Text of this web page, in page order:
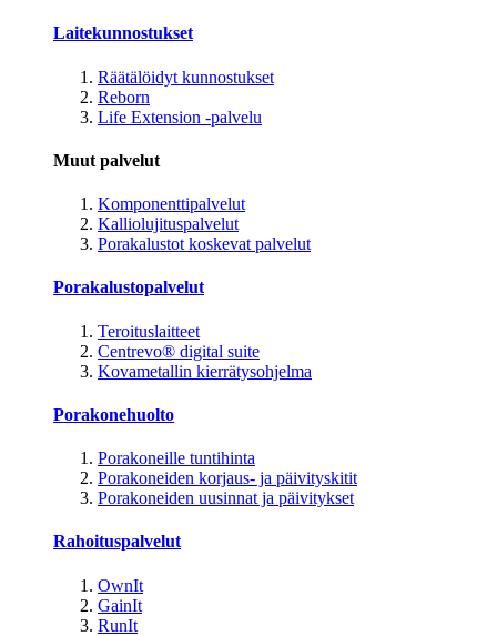
Laitekunnostukset
Räätälöidyt kunnostukset
Reborn
Life Extension -palvelu
Muut palvelut
Komponenttipalvelut
Kalliolujituspalvelut
Porakalustot koskevat palvelut
Porakalustopalvelut
Teroituslaitteet
Centrevo® digital suite
Kovametallin kierrätysohjelma
Porakonehuolto
Porakoneille tuntihinta
Porakoneiden korjaus- ja päivityskitit
Porakoneiden uusinnat ja päivitykset
Rahoituspalvelut
OwnIt
GainIt
RunIt